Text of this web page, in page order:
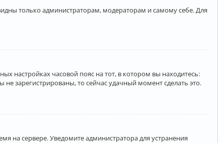
только администраторам, модераторам и самому себе. Для
настройках часовой пояс на тот, в котором вы находитесь:
зарегистрированы, то сейчас удачный момент сделать это.
на сервере. Уведомите администратора для устранения